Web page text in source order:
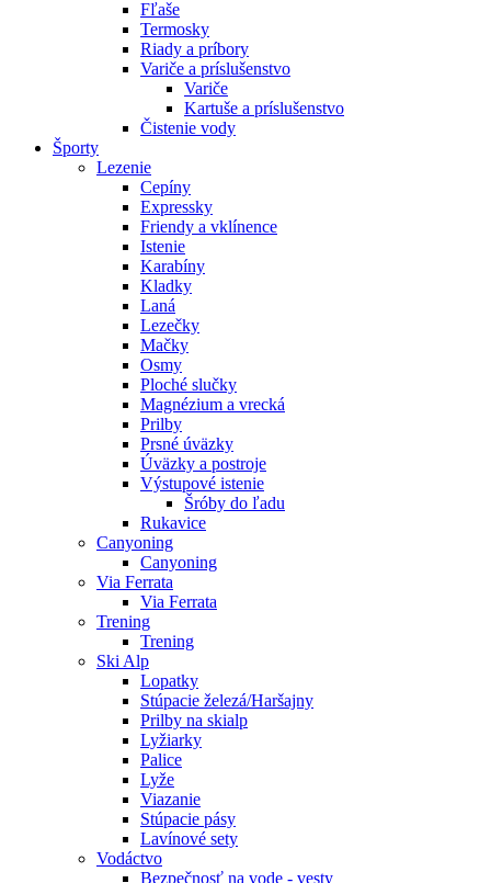
Fľaše
Termosky
Riady a príbory
Variče a príslušenstvo
Variče
Kartuše a príslušenstvo
Čistenie vody
Športy
Lezenie
Cepíny
Expressky
Friendy a vklínence
Istenie
Karabíny
Kladky
Laná
Lezečky
Mačky
Osmy
Ploché slučky
Magnézium a vrecká
Prilby
Prsné úväzky
Úväzky a postroje
Výstupové istenie
Šróby do ľadu
Rukavice
Canyoning
Canyoning
Via Ferrata
Via Ferrata
Trening
Trening
Ski Alp
Lopatky
Stúpacie železá/Haršajny
Prilby na skialp
Lyžiarky
Palice
Lyže
Viazanie
Stúpacie pásy
Lavínové sety
Vodáctvo
Bezpečnosť na vode - vesty